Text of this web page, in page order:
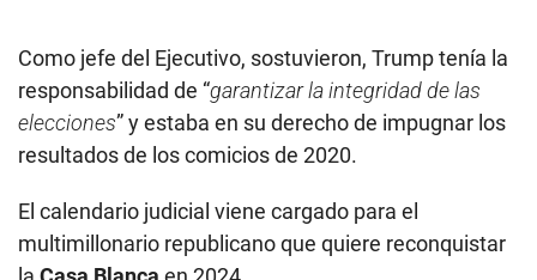
Como jefe del Ejecutivo, sostuvieron, Trump tenía la
responsabilidad de “garantizar la integridad de las
elecciones” y estaba en su derecho de impugnar los
resultados de los comicios de 2020.
El calendario judicial viene cargado para el
multimillonario republicano que quiere reconquistar